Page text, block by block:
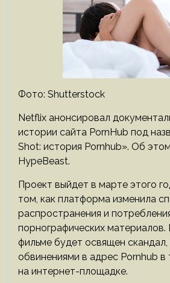
Фото: Shutterstock
Netflix анонсировал
истории сайта PornHub под
Shot: история Pornhub». Об
HypeBeast.
Проект выйдет в марте этого
том, как платформа изменила
распространения и
порнографических
фильме будет освящен скандал,
обвинениями в адрес Pornhub в
на интернет-площадке.